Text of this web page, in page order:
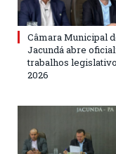
Câmara Municipal
Jacundá abre
trabalhos
2026